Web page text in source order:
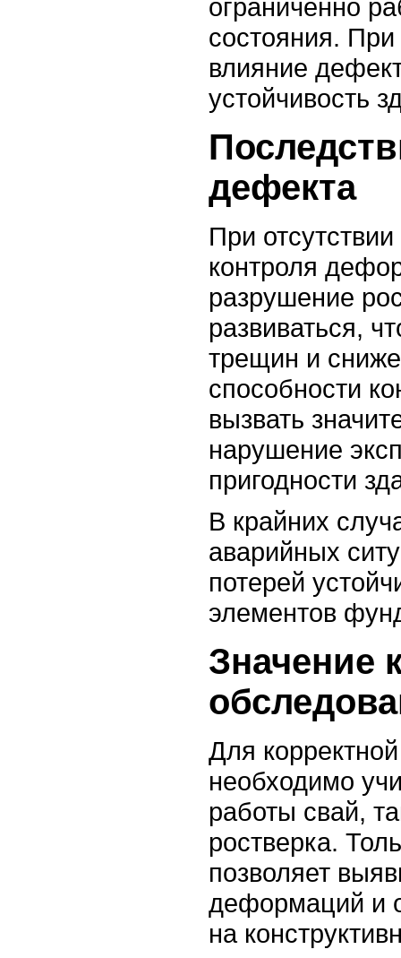
ограниченно
состояния.
влияние
устойчивость
дефекта
При
контроля
разрушение
развиваться,
трещин и
способности
вызвать
нарушение
пригодности
В крайних
аварийных
потерей
элементов
Значение
Для
необходимо
работы свай,
ростверка.
позволяет
деформаций и
на